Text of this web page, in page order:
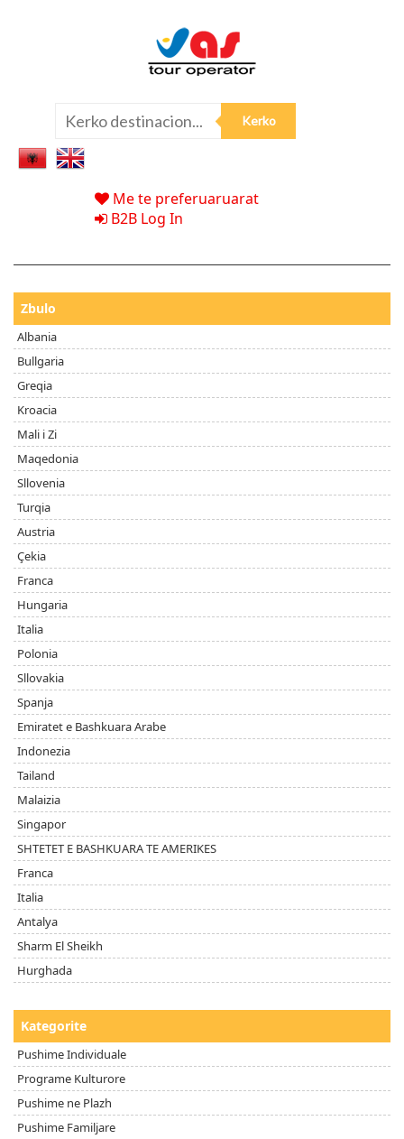
Me te preferuaruarat
B2B Log In
Zbulo
Albania
Bullgaria
Greqia
Kroacia
Mali i Zi
Maqedonia
Sllovenia
Turqia
Austria
Çekia
Franca
Hungaria
Italia
Polonia
Sllovakia
Spanja
Emiratet e Bashkuara Arabe
Indonezia
Tailand
Malaizia
Singapor
SHTETET E BASHKUARA TE AMERIKES
Franca
Italia
Antalya
Sharm El Sheikh
Hurghada
Kategorite
Pushime Individuale
Programe Kulturore
Pushime ne Plazh
Pushime Familjare